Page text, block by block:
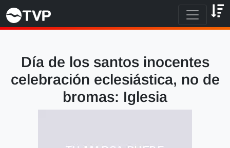
Día de los santos inocentes
celebración eclesiástica, no de
bromas: Iglesia